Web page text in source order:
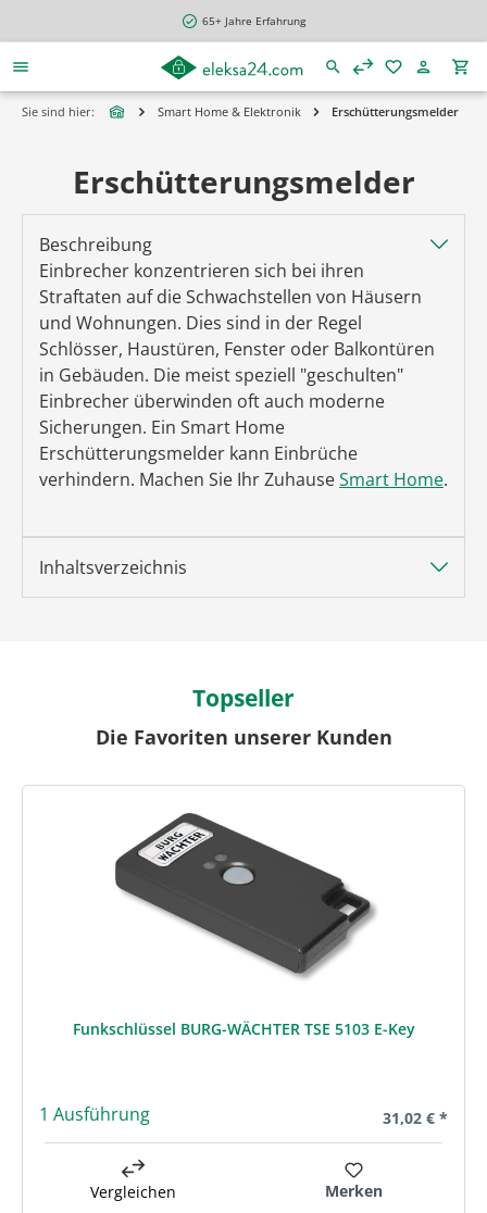
65+ Jahre Erfahrung
Sie sind hier: Smart Home & Elektronik Erschütterungsmelder
Inhaltsverzeichnis
Erschütterungsmelder
Beschreibung
Einbrecher konzentrieren sich bei ihren
Straftaten auf die Schwachstellen von Häusern
und Wohnungen. Dies sind in der Regel
Schlösser, Haustüren, Fenster oder Balkontüren
in Gebäuden. Die meist speziell "geschulten"
Einbrecher überwinden oft auch moderne
Sicherungen. Ein Smart Home
Erschütterungsmelder kann Einbrüche
verhindern. Machen Sie Ihr ZuhauseSmart Home.
Topseller
Die Favoriten unserer Kunden
Funkschlüssel BURG-WÄCHTER TSE 5103 E-Key
1 Ausführung Regulärer
31,02 € *
Vergleichen Merken